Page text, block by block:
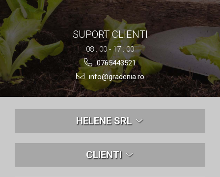
SUPORT CLIENTI
08 : 00 - 17 : 00
0765443521
info@gradenia.ro
HELENE SRL
CLIENTI